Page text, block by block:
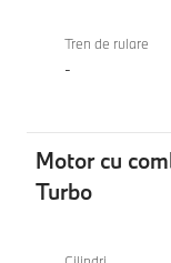
Tren de rulare
-
Motor cu
Turbo